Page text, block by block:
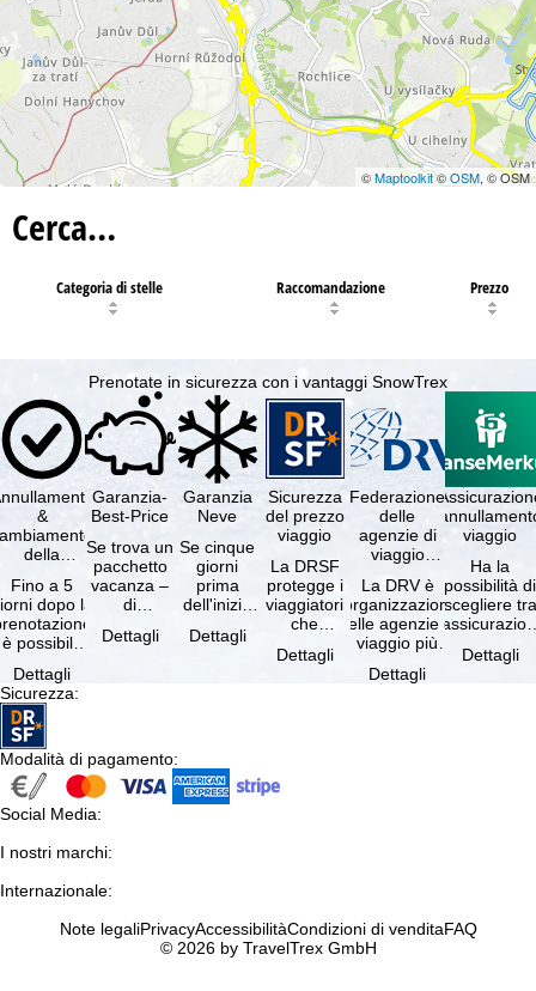
©Maptoolkit©OSM, © OSM
Cerca…
Categoria di stelle Raccomandazione Prezzo
Prenotate in sicurezza con i vantaggi SnowTrex
&
della
gratuiti
Fino a 5
dopo la
è possibile
il …
Dettagli
Garanzia-
Best-Price
Se trova un
pacchetto
vacanza –
di
e servizi
Dettagli
Garanzia
Neve
Se cinque
giorni
prima
dell'inizio
soggiorno
Dettagli
Sicurezza
del prezzo
viaggio
La DRSF
protegge i
viaggiatori
che
un
Dettagli
Federazione
delle
agenzie di
viaggio
La DRV è
l'organizzazione
delle agenzie di
viaggio più
Germania.
Dettagli
viaggio
Ha la
possibilità di
scegliere tra
viaggio
Dettagli
Sicurezza:
Modalità di pagamento:
Social Media:
I nostri marchi:
Internazionale:
Note legaliPrivacyAccessibilitàCondizioni di venditaFAQ
© 2026 by TravelTrex GmbH